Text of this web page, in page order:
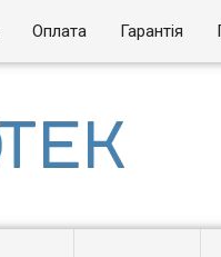
Оплата Гарантія